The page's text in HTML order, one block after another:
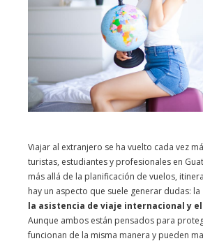
Viajar al extranjero se ha vuelto cada vez
turistas, estudiantes y profesionales en
más allá de la planificación de vuelos,
hay un aspecto que suele generar dudas: la
la asistencia de viaje internacional y
Aunque ambos están pensados para
funcionan de la misma manera y pueden